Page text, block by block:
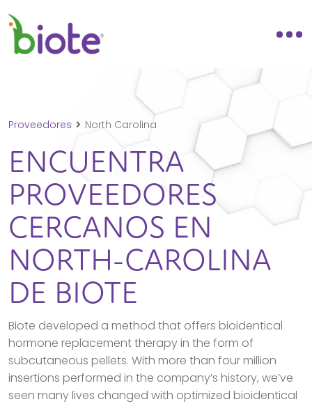
Proveedores North Carolina
ENCUENTRA
PROVEEDORES
CERCANOS EN
NORTH-CAROLINA
DE BIOTE
Biote developed a method that offers bioidentical
hormone replacement therapy in the form of
subcutaneous pellets. With more than four million
insertions performed in the company’s history, we’ve
seen many lives changed with optimized bioidentical